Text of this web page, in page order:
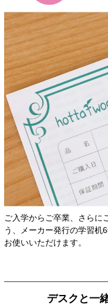
ご入学からご卒業、さらに
う、メーカー発行の学習机
お使いいただけます。
デスクと一